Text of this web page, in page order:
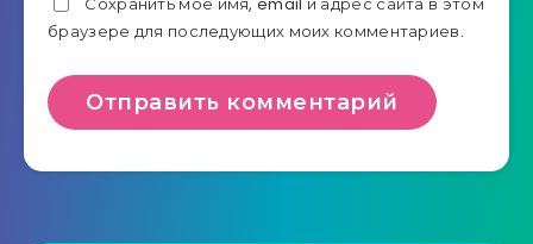
браузере для последующих моих комментариев.